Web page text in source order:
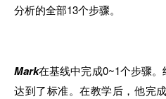
分析的全部13个步骤。
Mark在基线中完成0~1个步骤。
达到了标准。在教学后，他完